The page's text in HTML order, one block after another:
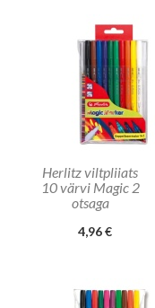
Herlitz viltpliiats
10 värvi Magic 2
otsaga
4,96 €